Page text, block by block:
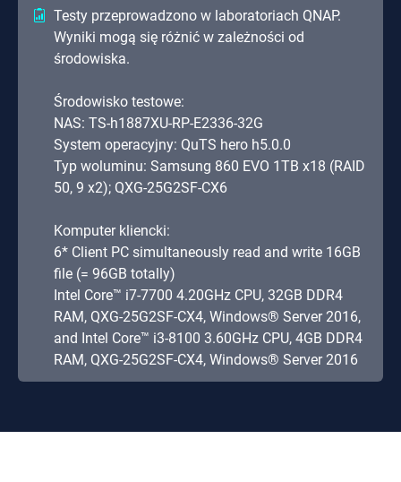
Testy przeprowadzono w laboratoriach QNAP.
Wyniki mogą się różnić w zależności od
środowiska.
Środowisko testowe:
NAS: TS-h1887XU-RP-E2336-32G
System operacyjny: QuTS hero h5.0.0
Typ woluminu: Samsung 860 EVO 1TB x18 (RAID
50, 9 x2); QXG-25G2SF-CX6
Komputer kliencki:
6* Client PC simultaneously read and write 16GB
file (= 96GB totally)
Intel Core™ i7-7700 4.20GHz CPU, 32GB DDR4
RAM, QXG-25G2SF-CX4, Windows® Server 2016,
and Intel Core™ i3-8100 3.60GHz CPU, 4GB DDR4
RAM, QXG-25G2SF-CX4, Windows® Server 2016